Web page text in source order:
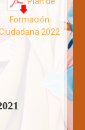
Formación
2022